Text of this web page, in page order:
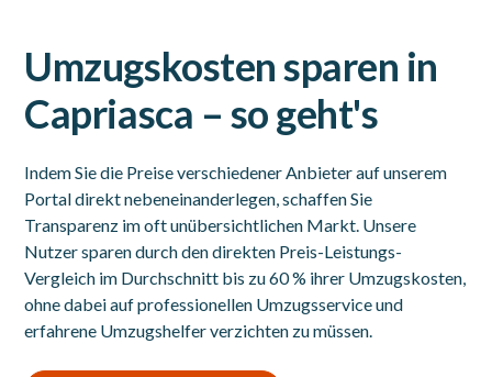
Umzugskosten sparen in
Capriasca – so geht's
Indem Sie die Preise verschiedener Anbieter auf unserem
Portal direkt nebeneinanderlegen, schaffen Sie
Transparenz im oft unübersichtlichen Markt. Unsere
Nutzer sparen durch den direkten Preis-Leistungs-
Vergleich im Durchschnitt bis zu 60 % ihrer Umzugskosten,
ohne dabei auf professionellen Umzugsservice und
erfahrene Umzugshelfer verzichten zu müssen.